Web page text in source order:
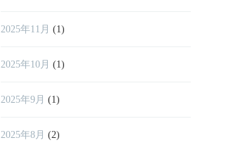
2025年11月 (1)
2025年10月 (1)
2025年9月 (1)
2025年8月 (2)